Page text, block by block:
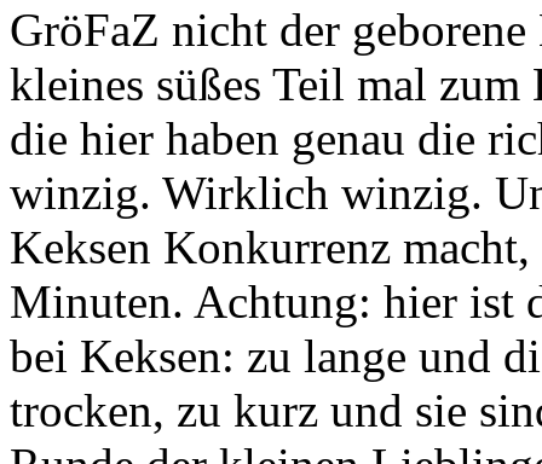
GröFaZ nicht der
kleines süßes Teil mal
die hier haben genau die
winzig. Wirklich winzig.
Keksen Konkurrenz
Minuten. Achtung: hier ist
bei Keksen: zu lange und
trocken, zu kurz und sie